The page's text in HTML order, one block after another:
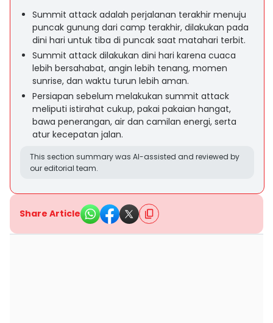
Summit attack adalah perjalanan terakhir menuju
puncak gunung dari camp terakhir, dilakukan pada
dini hari untuk tiba di puncak saat matahari terbit.
Summit attack dilakukan dini hari karena cuaca
lebih bersahabat, angin lebih tenang, momen
sunrise, dan waktu turun lebih aman.
Persiapan sebelum melakukan summit attack
meliputi istirahat cukup, pakai pakaian hangat,
bawa penerangan, air dan camilan energi, serta
atur kecepatan jalan.
This section summary was AI-assisted and reviewed by
our editorial team.
Share Article